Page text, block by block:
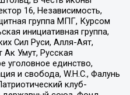
16, Независимость,
группа МПГ, Курсом
инициативная группа,
Сил Руси, Алля-Аят,
Ак Умут, Русская
уголовное единство,
и свобода, W.H.С., Фалунь
клуб-